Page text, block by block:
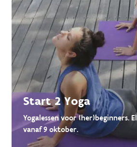
Start 2 Yoga
Yogalessen voor (her)beginners.
vanaf 9 oktober.